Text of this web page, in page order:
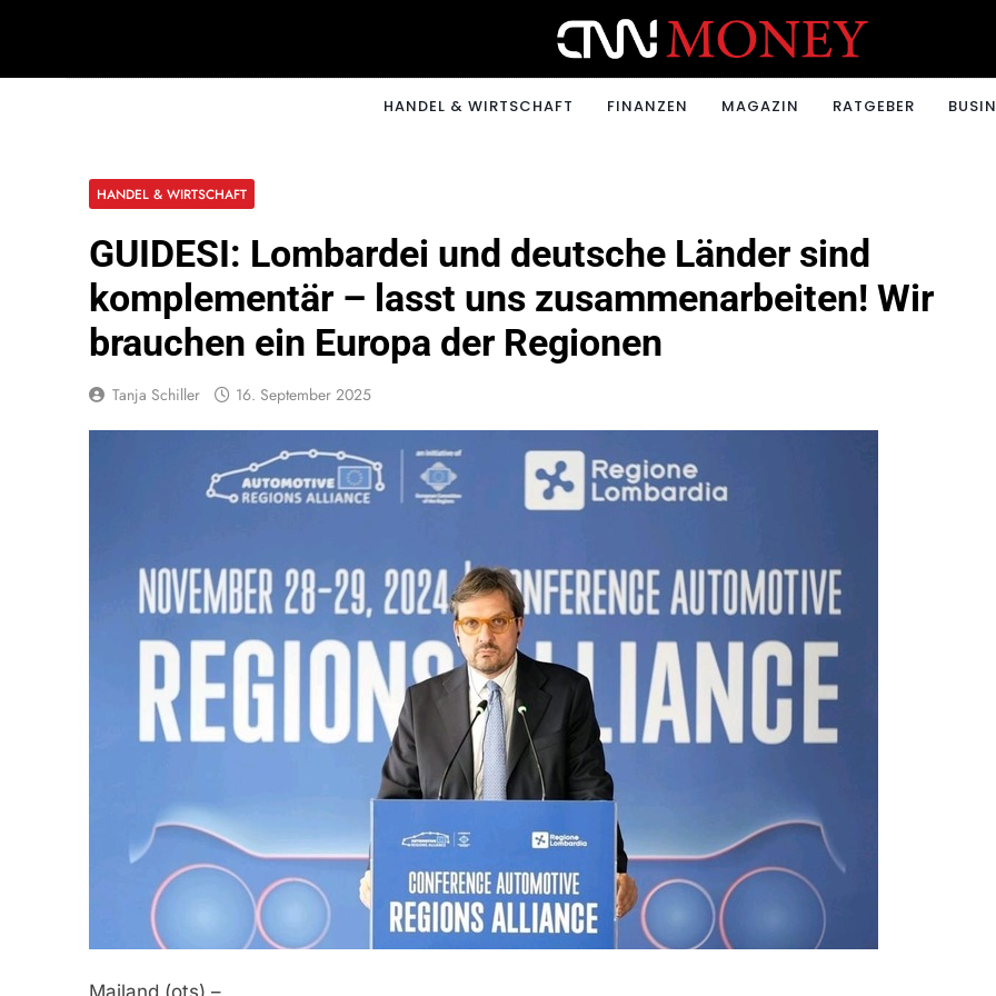
CNNMONEY.CH
HANDEL & WIRTSCHAFT FINANZEN MAGAZIN RATGEBER
HANDEL & WIRTSCHAFT
GUIDESI: Lombardei und deutsche Länder sind
komplementär – lasst uns zusammenarbeiten! Wir
brauchen ein Europa der Regionen
Tanja Schiller 16. September 2025